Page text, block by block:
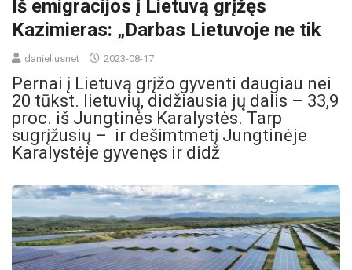
Iš emigracijos į Lietuvą grįžęs
Kazimieras: „Darbas Lietuvoje ne tik
danieliusnet 2023-08-17
Pernai į Lietuvą grįžo gyventi daugiau nei
20 tūkst. lietuvių, didžiausia jų dalis – 33,9
proc. iš Jungtinės Karalystės. Tarp
sugrįžusių – ir dešimtmetį Jungtinėje
Karalystėje gyvenęs ir didž